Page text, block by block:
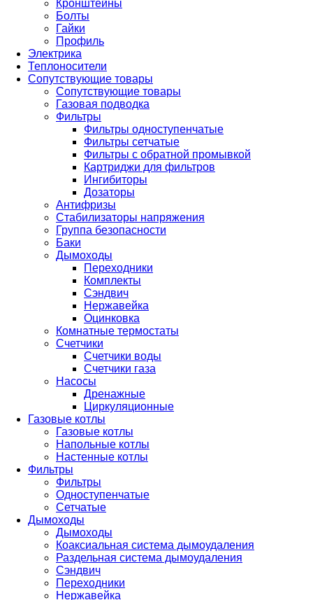
Кронштейны
Болты
Гайки
Профиль
Электрика
Теплоносители
Сопутствующие товары
Сопутствующие товары
Газовая подводка
Фильтры
Фильтры одноступенчатые
Фильтры сетчатые
Фильтры с обратной промывкой
Картриджи для фильтров
Ингибиторы
Дозаторы
Антифризы
Стабилизаторы напряжения
Группа безопасности
Баки
Дымоходы
Переходники
Комплекты
Сэндвич
Нержавейка
Оцинковка
Комнатные термостаты
Счетчики
Счетчики воды
Счетчики газа
Насосы
Дренажные
Циркуляционные
Газовые котлы
Газовые котлы
Напольные котлы
Настенные котлы
Фильтры
Фильтры
Одноступенчатые
Сетчатые
Дымоходы
Дымоходы
Коаксиальная система дымоудаления
Раздельная система дымоудаления
Сэндвич
Переходники
Нержавейка